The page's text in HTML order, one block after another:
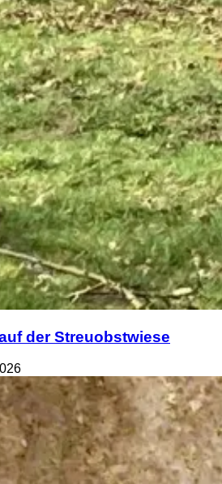
der Streuobstwiese